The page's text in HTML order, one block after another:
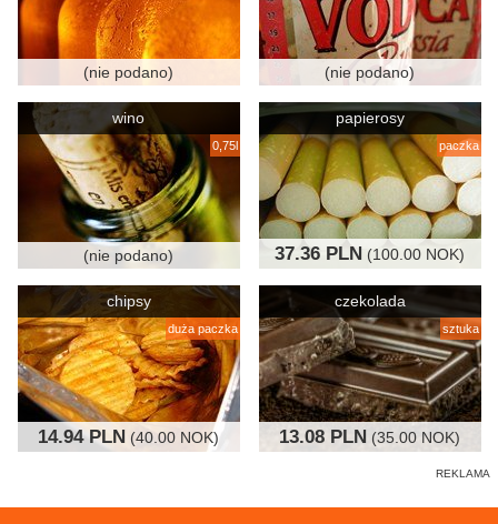
(nie podano) (nie podano)
wino
0,75l
(nie podano)
papierosy
paczka
37.36 PLN (100.00 NOK)
chipsy
duża paczka
14.94 PLN (40.00 NOK)
czekolada
sztuka
13.08 PLN (35.00 NOK)